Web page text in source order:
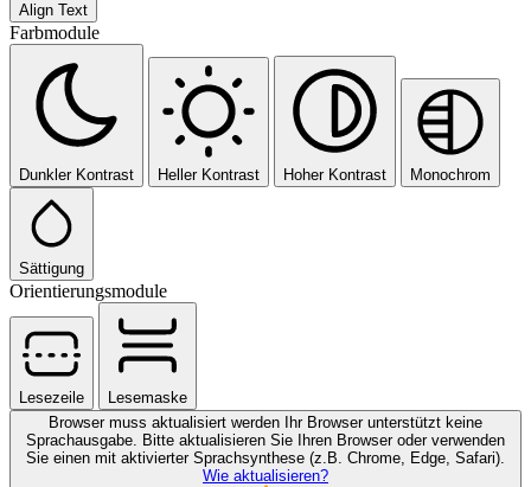
Align Text
Farbmodule
Dunkler Kontrast Heller Kontrast Hoher Kontrast Monochrom
Sättigung
Orientierungsmodule
Lesezeile
Lesemaske
Browser muss aktualisiert werden
Ihr Browser unterstützt keine
Sprachausgabe. Bitte aktualisieren Sie Ihren Browser oder verwenden
Sie einen mit aktivierter Sprachsynthese (z.B. Chrome, Edge, Safari).
Wie aktualisieren?